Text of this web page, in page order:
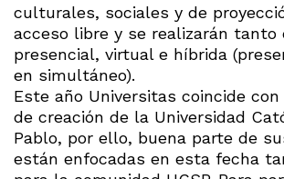
culturales, sociales y de
acceso libre y se realizarán tanto
presencial, virtual e híbrida
en simultáneo).
Este año Universitas coincide
de creación de la Universidad
Pablo, por ello, buena parte de
están enfocadas en esta fecha